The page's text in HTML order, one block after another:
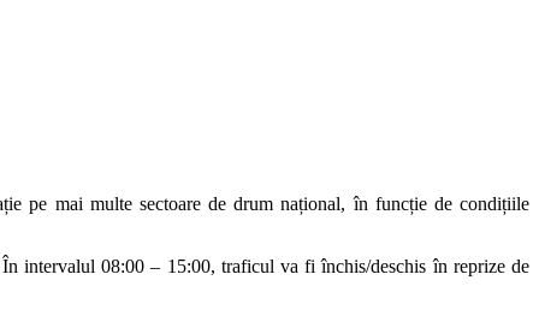
pe mai multe sectoare de drum național, în funcție de condițiile
intervalul 08:00 – 15:00, traficul va fi închis/deschis în reprize de